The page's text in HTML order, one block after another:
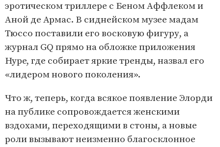
эротическом триллере с Беном Аффлеком и
Аной де Армас. В сиднейском музее мадам
Тюссо поставили его восковую фигуру, а
журнал GQ прямо на обложке приложения
Hype, где собирает яркие тренды, назвал его
«лидером нового поколения».
Что ж, теперь, когда всякое появление Элорди
на публике сопровождается женскими
вздохами, переходящими в стоны, а новые
роли вызывают неизменно благосклонное